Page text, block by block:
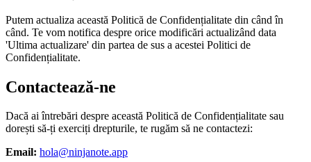
Putem actualiza această Politică de Confidențialitate din când în
când. Te vom notifica despre orice modificări actualizând data
'Ultima actualizare' din partea de sus a acestei Politici de
Confidențialitate.
Contactează-ne
Dacă ai întrebări despre această Politică de Confidențialitate sau
dorești să-ți exerciți drepturile, te rugăm să ne contactezi:
Email: hola@ninjanote.app